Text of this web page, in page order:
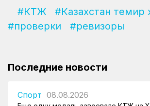
#КТЖ
#Казахстан темир
#проверки
#ревизоры
Последние новости
Спорт 08.08.2026